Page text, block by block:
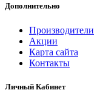
Дополнительно
Производители
Акции
Карта сайта
Контакты
Личный Кабинет